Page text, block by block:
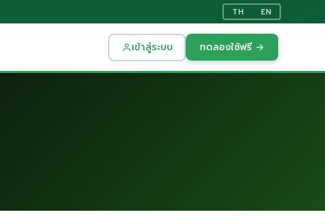
TH EN
เข้าสู่ระบบ ทดลองใช้ฟรี →